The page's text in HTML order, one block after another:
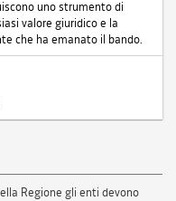
uno strumento di
valore giuridico e la
che ha emanato il bando.
Regione gli enti devono